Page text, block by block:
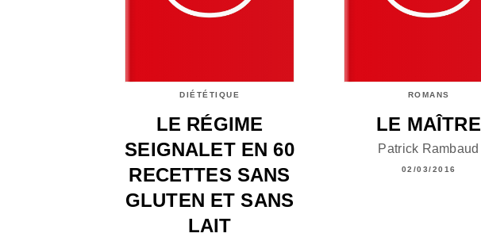
DIÉTÉTIQUE
LE RÉGIME
SEIGNALET EN 60
RECETTES SANS
GLUTEN ET SANS
LAIT
ROMANS
LE MAÎTRE
Patrick Rambaud
02/03/2016